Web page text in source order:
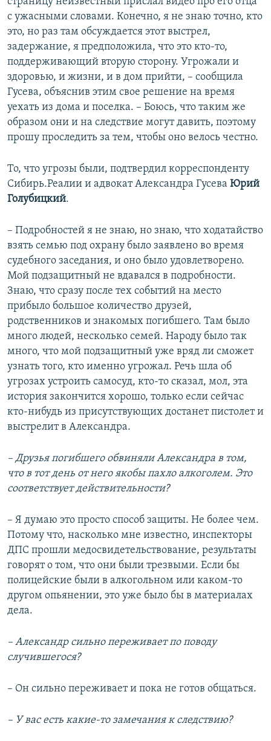
с ужасными словами. Конечно, я не знаю точно, кто
это, но раз там обсуждается этот выстрел,
задержание, я предположила, что это кто-то,
поддерживающий вторую сторону. Угрожали и
здоровью, и жизни, и в дом прийти, – сообщила
Гусева, объяснив этим свое решение на время
уехать из дома и поселка. – Боюсь, что таким же
образом они и на следствие могут давить, поэтому
прошу проследить за тем, чтобы оно велось честно.
То, что угрозы были, подтвердил корреспонденту
Сибирь.Реалии и адвокат Александра Гусева Юрий
Голубицкий.
– Подробностей я не знаю, но знаю, что ходатайство
взять семью под охрану было заявлено во время
судебного заседания, и оно было удовлетворено.
Мой подзащитный не вдавался в подробности.
Знаю, что сразу после тех событий на место
прибыло большое количество друзей,
родственников и знакомых погибшего. Там было
много людей, несколько семей. Народу было так
много, что мой подзащитный уже вряд ли сможет
узнать того, кто именно угрожал. Речь шла об
угрозах устроить самосуд, кто-то сказал, мол, эта
история закончится хорошо, только если сейчас
кто-нибудь из присутствующих достанет пистолет и
выстрелит в Александра.
– Друзья погибшего обвиняли Александра в том,
что в тот день от него якобы пахло алкоголем. Это
соответствует действительности?
– Я думаю это просто способ защиты. Не более чем.
Потому что, насколько мне известно, инспекторы
ДПС прошли медосвидетельствование, результаты
говорят о том, что они были трезвыми. Если бы
полицейские были в алкогольном или каком-то
другом опьянении, это уже было бы в материалах
дела.
– Александр сильно переживает по поводу
случившегося?
– Он сильно переживает и пока не готов общаться.
– У вас есть какие-то замечания к следствию?